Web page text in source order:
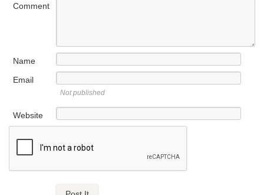
Comment
Name
Email
Not published
Website